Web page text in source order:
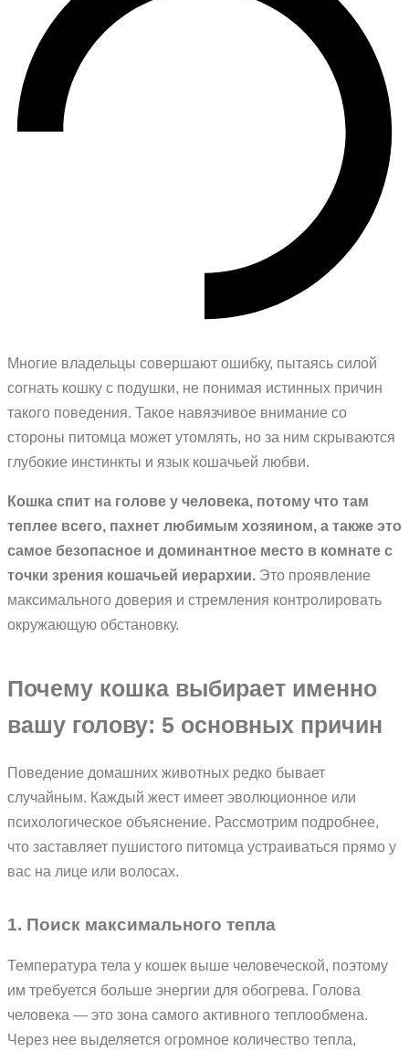
Многие владельцы совершают ошибку, пытаясь силой
согнать кошку с подушки, не понимая истинных причин
такого поведения. Такое навязчивое внимание со
стороны питомца может утомлять, но за ним скрываются
глубокие инстинкты и язык кошачьей любви.
Кошка спит на голове у человека, потому что там
теплее всего, пахнет любимым хозяином, а также это
самое безопасное и доминантное место в комнате с
точки зрения кошачьей иерархии. Это проявление
максимального доверия и стремления контролировать
окружающую обстановку.
Почему кошка выбирает именно
вашу голову: 5 основных причин
Поведение домашних животных редко бывает
случайным. Каждый жест имеет эволюционное или
психологическое объяснение. Рассмотрим подробнее,
что заставляет пушистого питомца устраиваться прямо у
вас на лице или волосах.
1. Поиск максимального тепла
Температура тела у кошек выше человеческой, поэтому
им требуется больше энергии для обогрева. Голова
человека — это зона самого активного теплообмена.
Через нее выделяется огромное количество тепла,